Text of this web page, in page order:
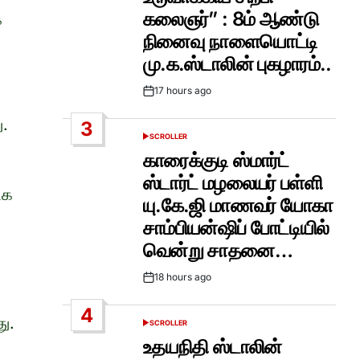
கலைஞர்” : 8ம் ஆண்டு
நினைவு நாளையொட்டி
மு.க.ஸ்டாலின் புகழாரம்..
Post17 hours ago
3
POSTED
SCROLLER
காரைக்குடி ஸ்மார்ட்
ஸ்டார்ட் மழலையர் பள்ளி
யு.கே.ஜி மாணவர் யோகா
சாம்பியன்ஷிப் போட்டியில்
வென்று சாதனை…
Post18 hours ago
4
POSTED
SCROLLER
உதயநிதி ஸ்டாலின்